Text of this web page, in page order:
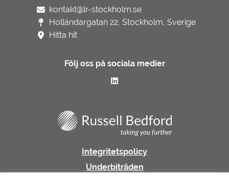
kontakt@lr-stockholm.se
Holländargatan 22, Stockholm, Sverige
Hitta hit
Följ oss på sociala medier
Integritetspolicy
Underbiträden